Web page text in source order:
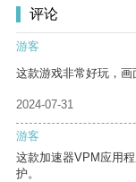
评论
游客
这款游戏非常好玩，画
2024-07-31
游客
这款加速器VPM应用
护。